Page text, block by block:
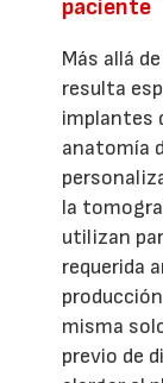
paciente
Más allá
resulta
implantes
anatomía
la
utilizan
requerida
misma
previo de